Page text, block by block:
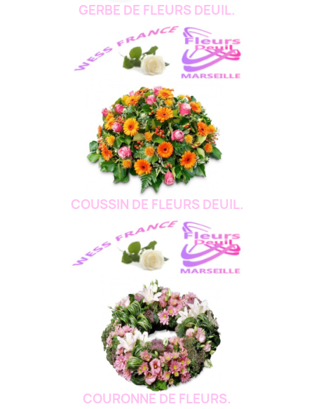
GERBE DE FLEURS DEUIL.
COUSSIN DE FLEURS DEUIL.
COURONNE DE FLEURS.